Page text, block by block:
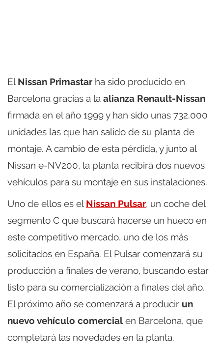
El Nissan Primastar ha sido producido en
Barcelona gracias a la alianza Renault-Nissan
firmada en el año 1999 y han sido unas 732.000
unidades las que han salido de su planta de
montaje. A cambio de esta pérdida, y junto al
Nissan e-NV200, la planta recibirá dos nuevos
vehículos para su montaje en sus instalaciones.
Uno de ellos es el Nissan Pulsar, un coche del
segmento C que buscará hacerse un hueco en
este competitivo mercado, uno de los más
solicitados en España. El Pulsar comenzará su
producción a finales de verano, buscando estar
listo para su comercialización a finales del año.
El próximo año se comenzará a producir un
nuevo vehículo comercial en Barcelona, que
completará las novedades en la planta.